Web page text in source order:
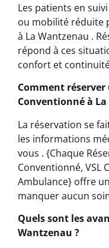
Les patients en
ou mobilité réduite
à La Wantzenau .
répond à ces
confort et
Comment réserver
Conventionné à
La réservation se
les informations
vous . {Chaque
Conventionné, VSL
Ambulance} offre
manquer aucun
Quels sont les
Wantzenau ?